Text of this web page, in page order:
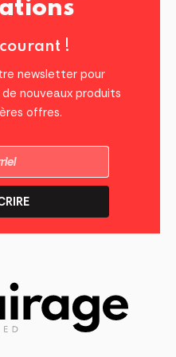
!
newsletter pour
nouveaux produits
offres.